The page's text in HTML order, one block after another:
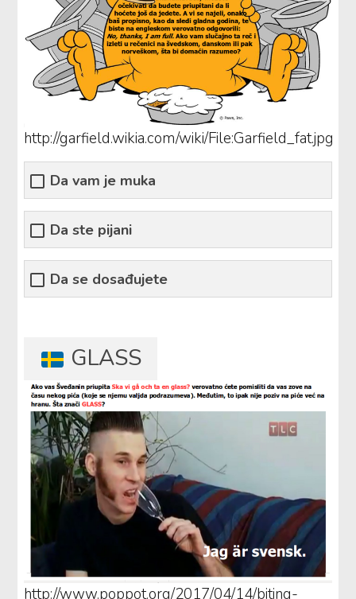
http://garfield.wikia.com/wiki/File:Garfield_fat.jpg
Da vam je muka
Da ste pijani
Da se dosađujete
GLASS
http://www.poppot.org/2017/04/14/biting-